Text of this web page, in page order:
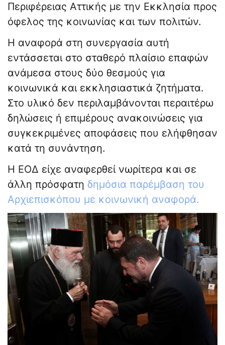
Περιφέρειας Αττικής με την Εκκλησία προς
όφελος της κοινωνίας και των πολιτών.
Η αναφορά στη συνεργασία αυτή
εντάσσεται στο σταθερό πλαίσιο επαφών
ανάμεσα στους δύο θεσμούς για
κοινωνικά και εκκλησιαστικά ζητήματα.
Στο υλικό δεν περιλαμβάνονται περαιτέρω
δηλώσεις ή επιμέρους ανακοινώσεις για
συγκεκριμένες αποφάσεις που ελήφθησαν
κατά τη συνάντηση.
Η ΕΟΔ είχε αναφερθεί νωρίτερα και σε
άλλη πρόσφατη δημόσια παρέμβαση του
Αρχιεπισκόπου με κοινωνική αναφορά.